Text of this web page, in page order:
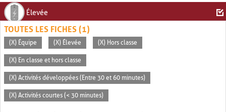
Élevée
TOUTES LES FICHES (1)
(X) Équipe (X) Élevée (X) Hors classe
(X) En classe et hors classe
(X) Activités développées (Entre 30 et 60 minutes)
(X) Activités courtes (< 30 minutes)